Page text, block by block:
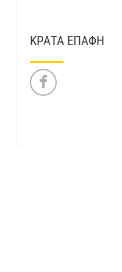
ΚΡΑΤΑ ΕΠΑΦΗ